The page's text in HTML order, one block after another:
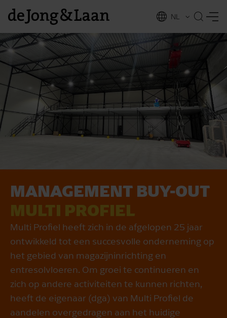
EN
NL
MANAGEMENT BUY-OUT
MULTI PROFIEL
Multi Profiel heeft zich in de afgelopen 25 jaar
ontwikkeld tot een succesvolle onderneming op
het gebied van magazijninrichting en
entresolvloeren. Om groei te continueren en
zich op andere activiteiten te kunnen richten,
heeft de eigenaar (dga) van Multi Profiel de
aandelen overgedragen aan het huidige